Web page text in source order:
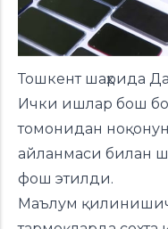
Тошкент шаҳрида
Ички ишлар бош
томонидан
айланмаси билан
фош этилди.
Маълум